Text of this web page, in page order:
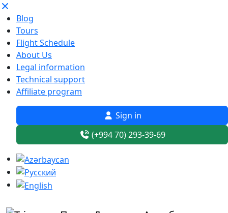
Blog
Tours
Flight Schedule
About Us
Legal information
Technical support
Affiliate program
Sign in
(+994 70) 293-39-69